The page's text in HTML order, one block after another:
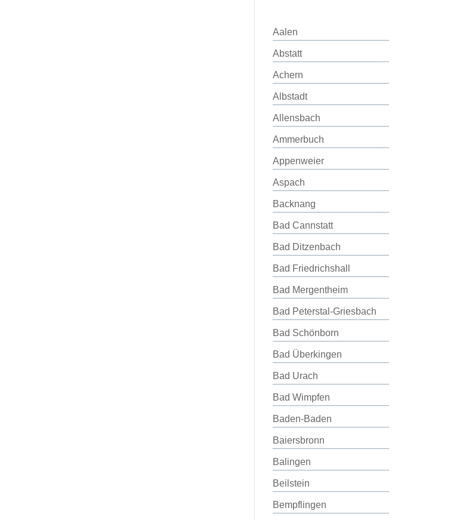
Aalen
Abstatt
Achern
Albstadt
Allensbach
Ammerbuch
Appenweier
Aspach
Backnang
Bad Cannstatt
Bad Ditzenbach
Bad Friedrichshall
Bad Mergentheim
Bad Peterstal-Griesbach
Bad Schönborn
Bad Überkingen
Bad Urach
Bad Wimpfen
Baden-Baden
Baiersbronn
Balingen
Beilstein
Bempflingen